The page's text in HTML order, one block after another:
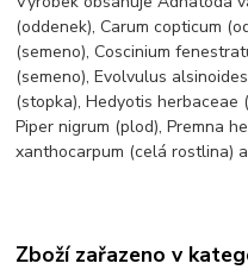
(oddenek), Carum copticum
(semeno), Coscinium
(semeno), Evolvulus
(stopka), Hedyotis herbaceae
Piper nigrum (plod), Premna
xanthocarpum (celá rostlina)
Zboží zařazeno v